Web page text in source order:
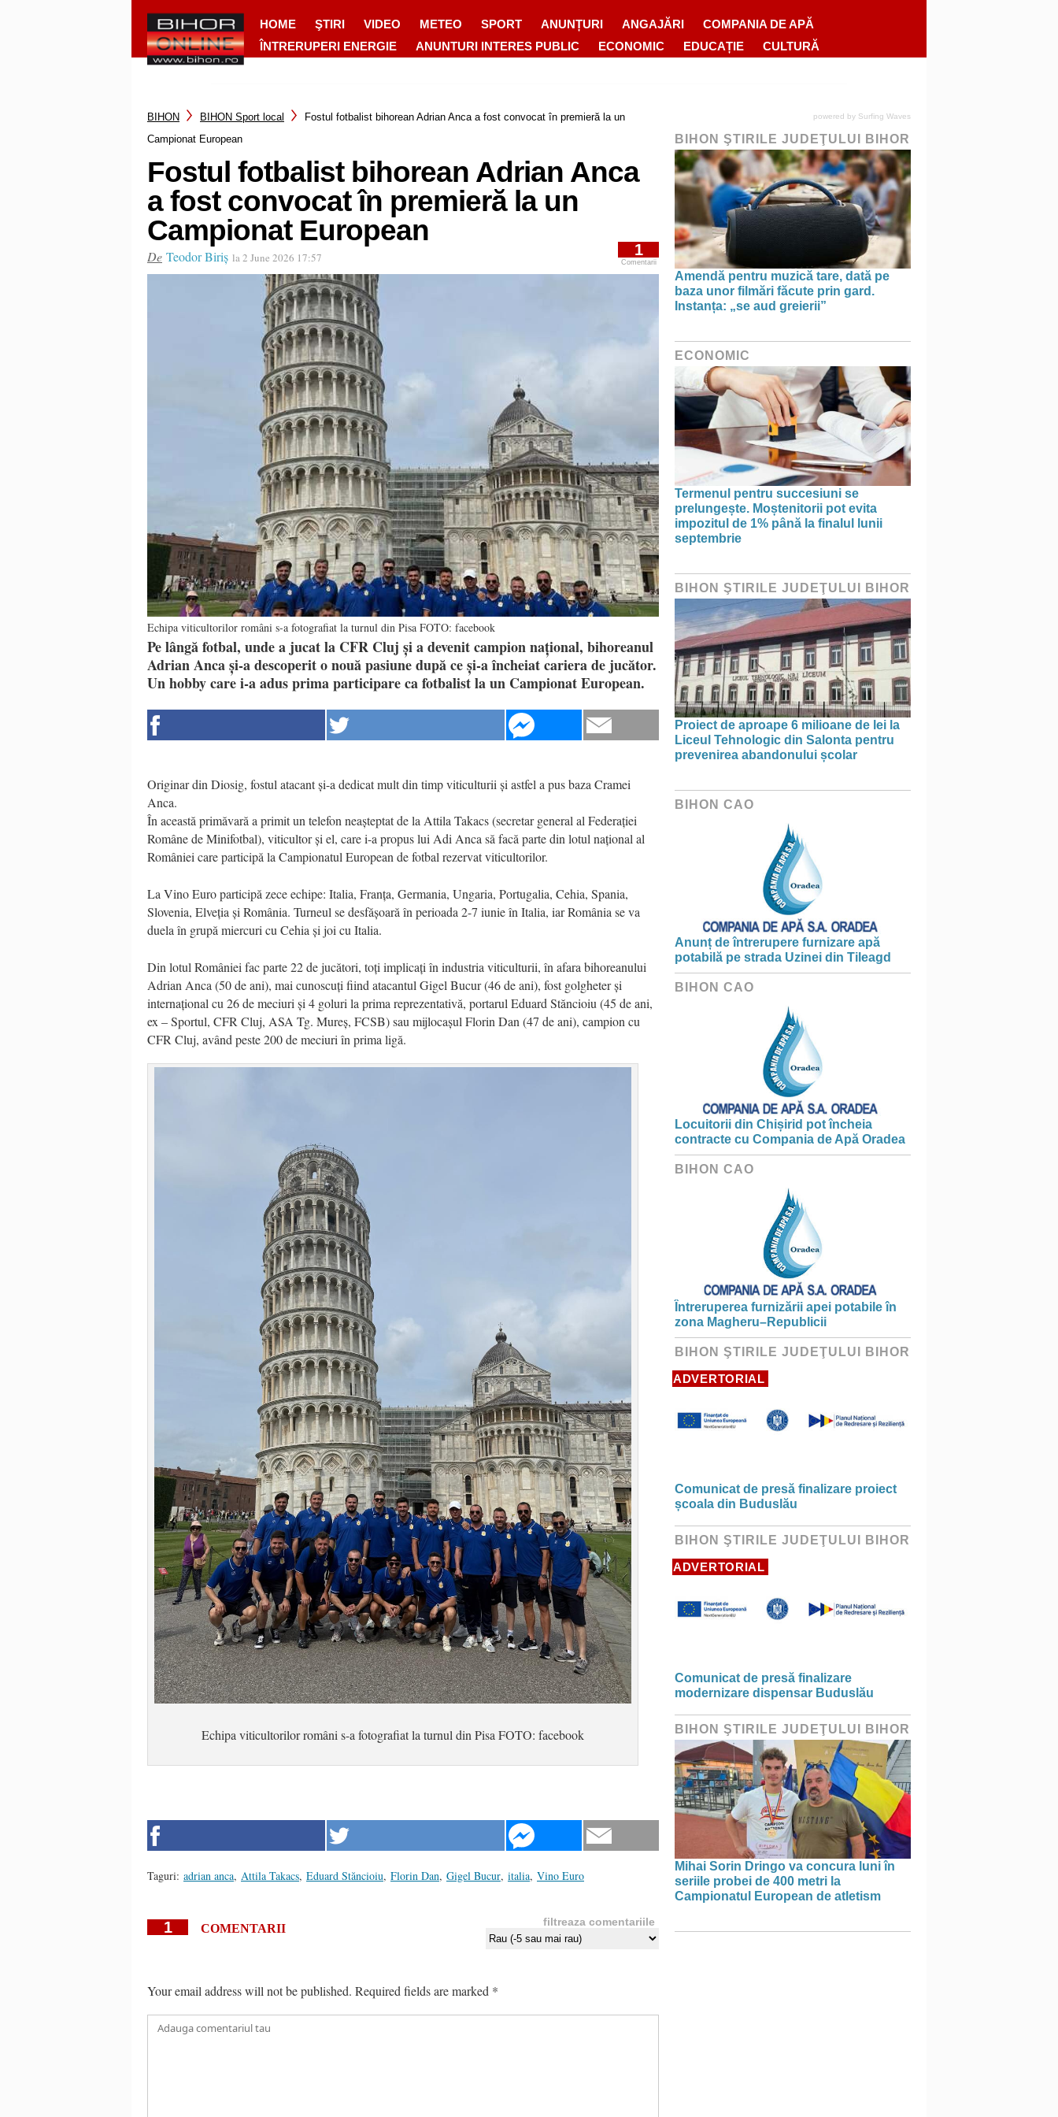
HOME ŞTIRI VIDEO METEO SPORT ANUNȚURI ANGAJĂRI
COMPANIA DE APĂ
ÎNTRERUPERI ENERGIE
ANUNTURI INTERES PUBLIC ECONOMIC EDUCAȚIE CULTURĂ
BIHON BIHON Sport local
Fostul fotbalist bihorean Adrian Anca a fost convocat în premieră la un
Campionat European
Fostul fotbalist bihorean Adrian Anca
a fost convocat în premieră la un
Campionat European
De Teodor Biriș la 2 June 2026 17:57 1
Comentarii
Echipa viticultorilor români s-a fotografiat la turnul din Pisa FOTO: facebook
Pe lângă fotbal, unde a jucat la CFR Cluj și a devenit campion național, bihoreanul
Adrian Anca și-a descoperit o nouă pasiune după ce și-a încheiat cariera de jucător.
Un hobby care i-a adus prima participare ca fotbalist la un Campionat European.
Originar din Diosig, fostul atacant și-a dedicat mult din timp viticulturii și astfel a pus baza Cramei
Anca.
În această primăvară a primit un telefon neașteptat de la Attila Takacs (secretar general al Federației
Române de Minifotbal), viticultor și el, care i-a propus lui Adi Anca să facă parte din lotul național al
României care participă la Campionatul European de fotbal rezervat viticultorilor.
La Vino Euro participă zece echipe: Italia, Franța, Germania, Ungaria, Portugalia, Cehia, Spania,
Slovenia, Elveția și România. Turneul se desfășoară în perioada 2-7 iunie în Italia, iar România se va
duela în grupă miercuri cu Cehia și joi cu Italia.
Din lotul României fac parte 22 de jucători, toți implicați în industria viticulturii, în afara bihoreanului
Adrian Anca (50 de ani), mai cunoscuți fiind atacantul Gigel Bucur (46 de ani), fost golgheter și
internațional cu 26 de meciuri și 4 goluri la prima reprezentativă, portarul Eduard Stăncioiu (45 de ani,
ex – Sportul, CFR Cluj, ASA Tg. Mureș, FCSB) sau mijlocașul Florin Dan (47 de ani), campion cu
CFR Cluj, având peste 200 de meciuri în prima ligă.
Echipa viticultorilor români s-a fotografiat la turnul din Pisa FOTO: facebook
Taguri: adrian anca, Attila Takacs, Eduard Stăncioiu, Florin Dan, Gigel Bucur, italia, Vino Euro
1 COMENTARII filtreaza comentariile
Your email address will not be published. Required fields are marked *
powered by Surfing Waves
BIHON ŞTIRILE JUDEŢULUI BIHOR
Amendă pentru muzică tare, dată pe
baza unor filmări făcute prin gard.
Instanța: „se aud greierii”
ECONOMIC
Termenul pentru succesiuni se
prelungește. Moștenitorii pot evita
impozitul de 1% până la finalul lunii
septembrie
BIHON ŞTIRILE JUDEŢULUI BIHOR
Proiect de aproape 6 milioane de lei la
Liceul Tehnologic din Salonta pentru
prevenirea abandonului școlar
BIHON CAO
Anunț de întrerupere furnizare apă
potabilă pe strada Uzinei din Tileagd
BIHON CAO
Locuitorii din Chișirid pot încheia
contracte cu Compania de Apă Oradea
BIHON CAO
Întreruperea furnizării apei potabile în
zona Magheru–Republicii
BIHON ŞTIRILE JUDEŢULUI BIHOR
ADVERTORIAL
Comunicat de presă finalizare proiect
școala din Buduslău
BIHON ŞTIRILE JUDEŢULUI BIHOR
ADVERTORIAL
Comunicat de presă finalizare
modernizare dispensar Buduslău
BIHON ŞTIRILE JUDEŢULUI BIHOR
Mihai Sorin Dringo va concura luni în
seriile probei de 400 metri la
Campionatul European de atletism